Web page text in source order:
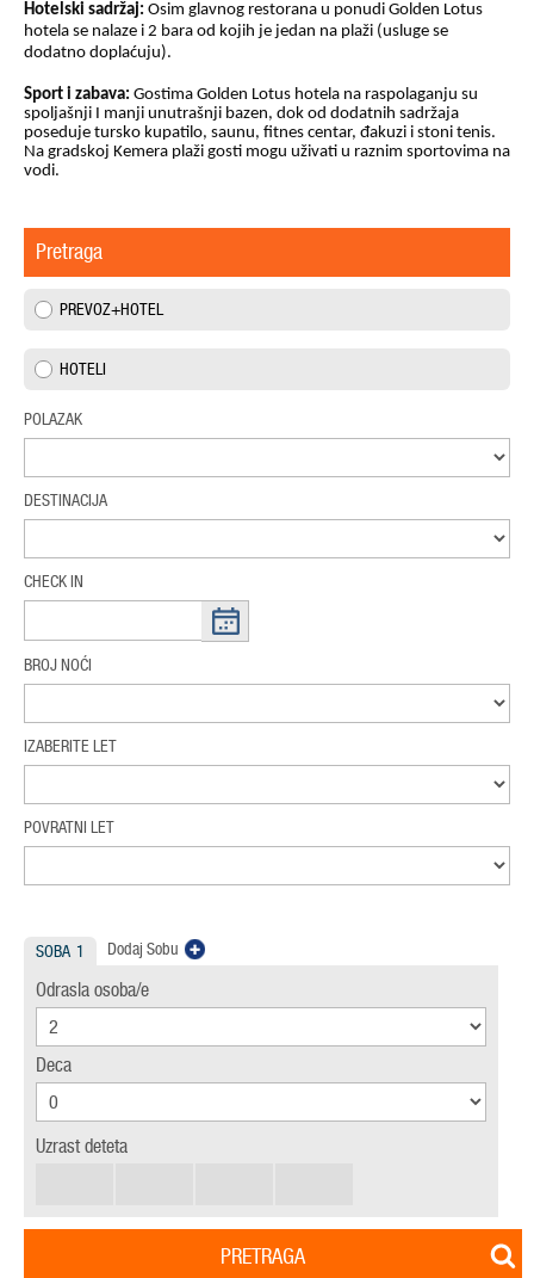
Hotelski sadržaj: Osim glavnog restorana u ponudi Golden Lotus
hotela se nalaze i 2 bara od kojih je jedan na plaži (usluge se
dodatno doplaćuju).
Sport i zabava: Gostima Golden Lotus hotela na raspolaganju su
spoljašnji I manji unutrašnji bazen, dok od dodatnih sadržaja
poseduje tursko kupatilo, saunu, fitnes centar, đakuzi i stoni tenis.
Na gradskoj Kemera plaži gosti mogu uživati u raznim sportovima na
vodi.
Pretraga
PREVOZ+HOTEL
HOTELI
POLAZAK
DESTINACIJA
CHECK IN
BROJ NOĆI
IZABERITE LET
POVRATNI LET
SOBA 1 Dodaj Sobu
Odrasla osoba/e
Deca
Uzrast deteta
PRETRAGA